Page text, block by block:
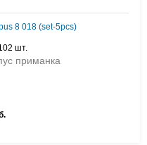
8 018 (set-5pcs)
шт.
приманка